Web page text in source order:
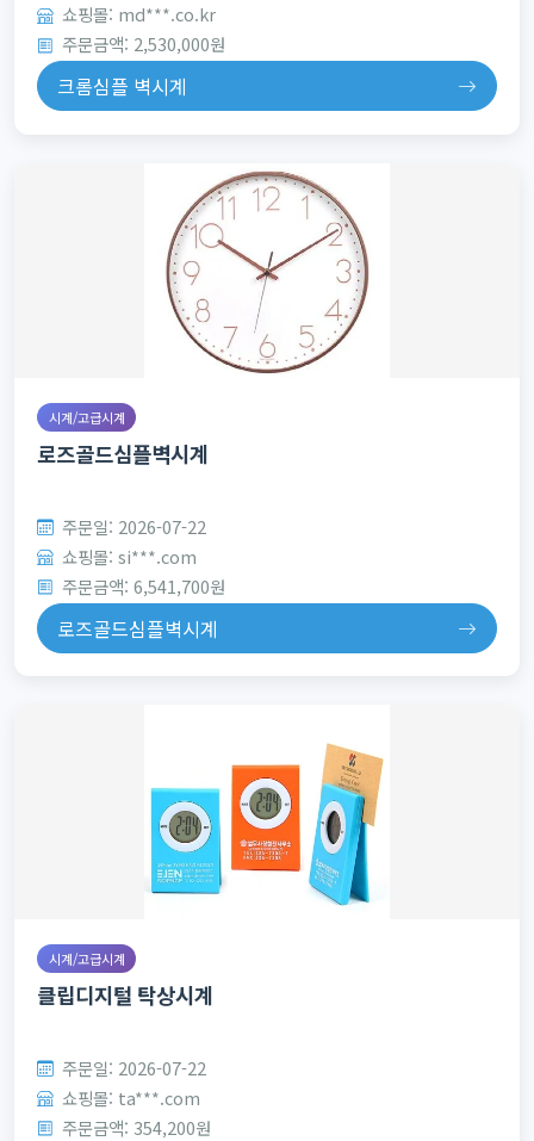
쇼핑몰: md***.co.kr
주문금액: 2,530,000원
크롬심플 벽시계
시계/고급시계
로즈골드심플벽시계
주문일: 2026-07-22
쇼핑몰: si***.com
주문금액: 6,541,700원
로즈골드심플벽시계
시계/고급시계
클립디지털 탁상시계
주문일: 2026-07-22
쇼핑몰: ta***.com
주문금액: 354,200원